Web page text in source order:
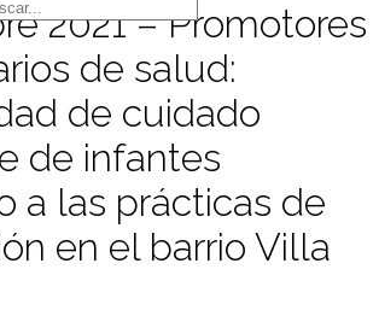
2021 – Promotores
de salud:
de cuidado
de infantes
a las prácticas de
en el barrio Villa